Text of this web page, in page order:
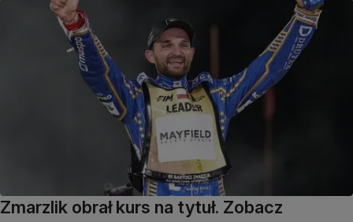
Zmarzlik obrał kurs na tytuł. Zobacz